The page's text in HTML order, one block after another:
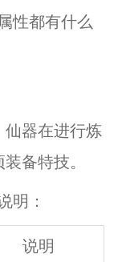
性都有什么
仙器在进行炼
备特技。
明：
说明